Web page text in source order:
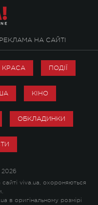
РЕКЛАМА НА САЙТІ
КРАСА ПОДІЇ
КІНО
ОБКЛАДИНКИ
сайті viva.ua, охороняються
в оригінальному розмірі